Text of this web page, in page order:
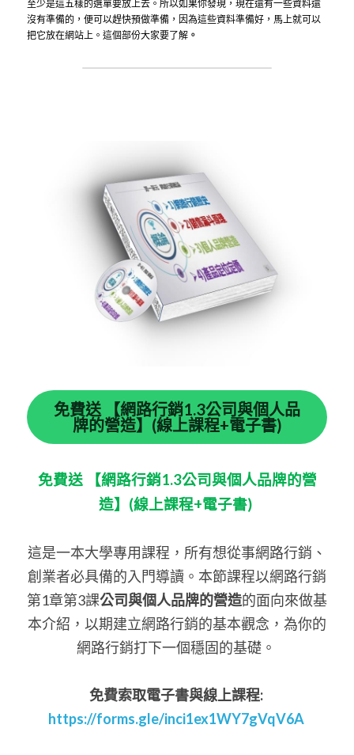
至少是這五樣的選單要放上去。所以如果你發現，現在還有一些資料還
沒有準備的，便可以趕快預做準備，因為這些資料準備好，馬上就可以
把它放在網站上。這個部份大家要了解 。
免費送 【網路行銷1.3公司與個人品
牌的營造】(線上課程+電子書)
免費送
【網路行銷1.3公司與個人品牌的營
造】(線上課程+電子書)
這是一本大學專用課程，所有想從事網路行銷、
創業者必具備的入門導讀。本節課程以網路行銷
第1章第3課公司與個人品牌的營造的面向來做基
本介紹，以期建立網路行銷的基本觀念，為你的
網路行銷打下一個穩固的基礎。
免費索取電子書與線上課程:
https://forms.gle/inci1ex1WY7gVqV6A